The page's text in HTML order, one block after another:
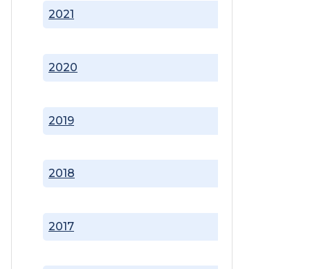
2017
2018
2019
2020
2021